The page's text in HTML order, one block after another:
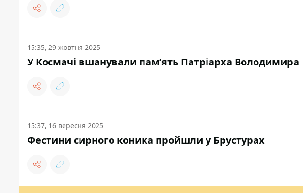
15:35, 29 жовтня 2025
У Космачі вшанували пам’ять Патріарха Володимира
15:37, 16 вересня 2025
Фестини сирного коника пройшли у Брустурах